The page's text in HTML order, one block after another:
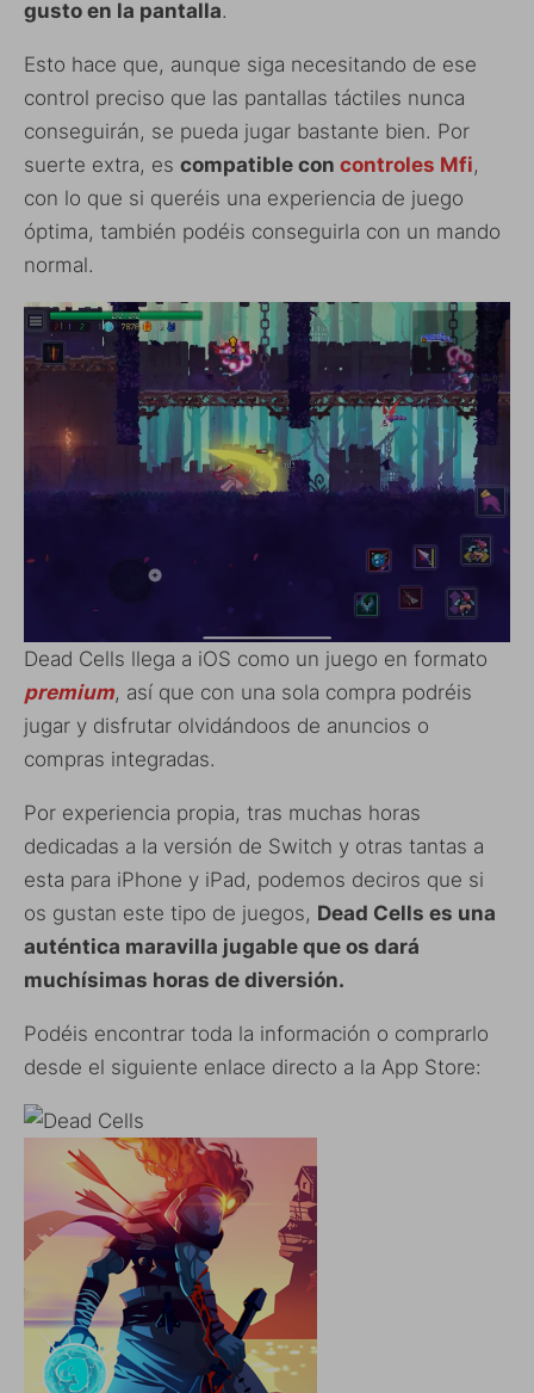
gusto en la pantalla.
Esto hace que, aunque siga necesitando de ese
control preciso que las pantallas táctiles nunca
conseguirán, se pueda jugar bastante bien. Por
suerte extra, es compatible con controles Mfi,
con lo que si queréis una experiencia de juego
óptima, también podéis conseguirla con un mando
normal.
Dead Cells llega a iOS como un juego en formato
premium, así que con una sola compra podréis
jugar y disfrutar olvidándoos de anuncios o
compras integradas.
Por experiencia propia, tras muchas horas
dedicadas a la versión de Switch y otras tantas a
esta para iPhone y iPad, podemos deciros que si
os gustan este tipo de juegos, Dead Cells es una
auténtica maravilla jugable que os dará
muchísimas horas de diversión.
Podéis encontrar toda la información o comprarlo
desde el siguiente enlace directo a la App Store: